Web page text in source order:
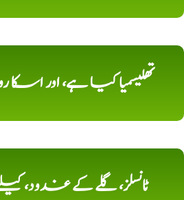
تھلیسمیا کیا ہے، اور
ٹانسلز، گلے کے غدود،